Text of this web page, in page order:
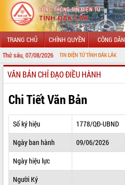
TRANG CHỦ CHÍNH QUYỀN CÔNG DÂN
Thứ sáu, 07/08/2026
THÔNG TIN ĐIỆN TỬ TỈNH ĐẮK LẮK
GIỚI THIỆU
LÃNH ĐẠO UBND TỈNH
TIN TỨC SỰ KIỆN
SỞ, BAN, NGÀNH
THÔNG TIN CHỈ ĐẠO ĐIỀU HÀNH
VĂN BẢN CHỈ ĐẠO ĐIỀU HÀNH
Chi Tiết Văn Bản
Số ký hiệu
1778/QĐ-UBND
Ngày ban hành
09/06/2026
Ngày hiệu lực
Người Ký